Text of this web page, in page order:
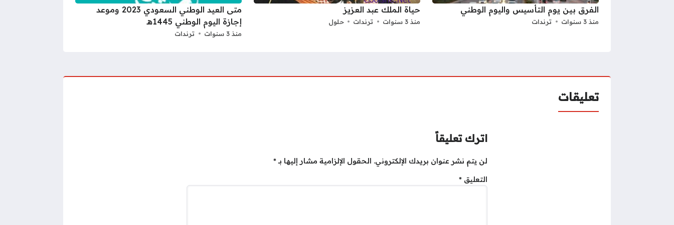
الفرق بين يوم التأسيس واليوم الوطني
منذ 3 سنوات ترندات
حياة الملك عبد العزيز
منذ 3 سنوات ترندات حلول
متى العيد الوطني السعودي 2023 وموعد
إجازة اليوم الوطني 1445هـ
منذ 3 سنوات ترندات
تعليقات
اترك تعليقاً
لن يتم نشر عنوان بريدك الإلكتروني. الحقول الإلزامية مشار إليها بـ*
التعليق *